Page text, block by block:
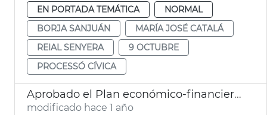
EN PORTADA TEMÁTICA
NORMAL
BORJA SANJUÁN
MARÍA JOSÉ CATALÁ
REIAL SENYERA
9 OCTUBRE
PROCESSÓ CÍVICA
Aprobado el Plan económico-financiero 2025-2026 de València
modificado hace 1 año